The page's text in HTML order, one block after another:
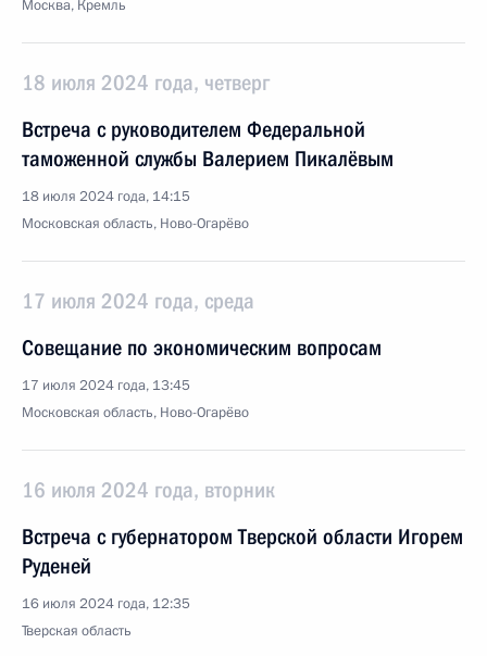
Москва, Кремль
18 июля 2024 года, четверг
Встреча с руководителем Федеральной
таможенной службы Валерием Пикалёвым
18 июля 2024 года, 14:15
Московская область, Ново-Огарёво
17 июля 2024 года, среда
Совещание по экономическим вопросам
17 июля 2024 года, 13:45
Московская область, Ново-Огарёво
16 июля 2024 года, вторник
Встреча с губернатором Тверской области Игорем
Руденей
16 июля 2024 года, 12:35
Тверская область